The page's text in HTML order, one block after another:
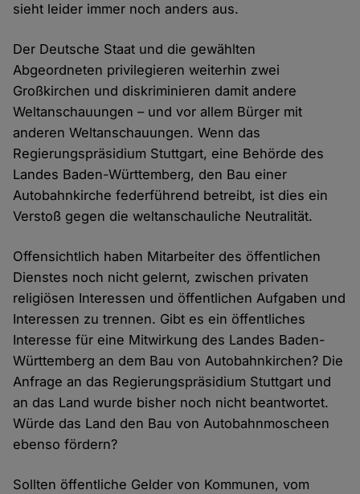
sieht leider immer noch anders aus.
Der Deutsche Staat und die gewählten
Abgeordneten privilegieren weiterhin zwei
Großkirchen und diskriminieren damit andere
Weltanschauungen – und vor allem Bürger mit
anderen Weltanschauungen. Wenn das
Regierungspräsidium Stuttgart, eine Behörde des
Landes Baden-Württemberg, den Bau einer
Autobahnkirche federführend betreibt, ist dies ein
Verstoß gegen die weltanschauliche Neutralität.
Offensichtlich haben Mitarbeiter des öffentlichen
Dienstes noch nicht gelernt, zwischen privaten
religiösen Interessen und öffentlichen Aufgaben und
Interessen zu trennen. Gibt es ein öffentliches
Interesse für eine Mitwirkung des Landes Baden-
Württemberg an dem Bau von Autobahnkirchen? Die
Anfrage an das Regierungspräsidium Stuttgart und
an das Land wurde bisher noch nicht beantwortet.
Würde das Land den Bau von Autobahnmoscheen
ebenso fördern?
Sollten öffentliche Gelder von Kommunen, vom